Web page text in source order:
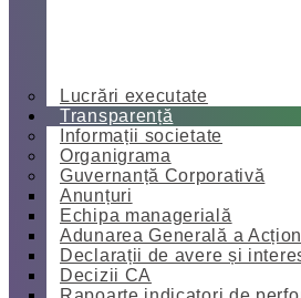
Lucrări executate
Transparență
Informații societate
Organigrama
Guvernanță Corporativă
Anunțuri
Echipa managerială
Adunarea Generală a
Declarații de avere și
Decizii CA